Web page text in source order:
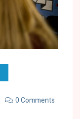
0 Comments